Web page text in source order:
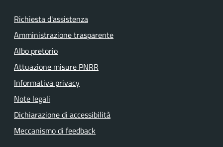
Richiesta d'assistenza
Amministrazione trasparente
Albo pretorio
Attuazione misure PNRR
Informativa privacy
Note legali
Dichiarazione di accessibilità
Meccanismo di feedback